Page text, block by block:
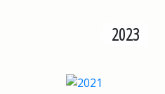
2023